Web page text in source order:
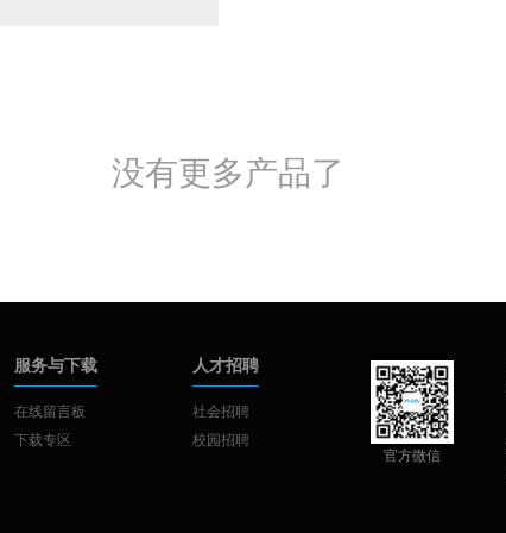
没有更多产品了
服务与下载
在线留言板
下载专区
人才招聘
社会招聘
校园招聘
官方微信